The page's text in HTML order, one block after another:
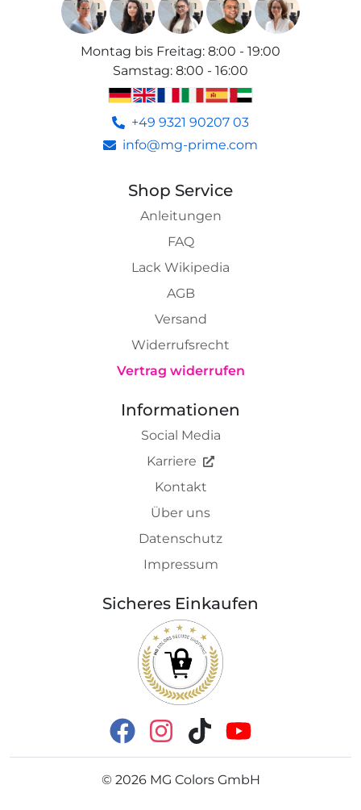
Montag bis Freitag: 8:00 - 19:00
Samstag: 8:00 - 16:00
+49 9321 90207 03
info@mg-prime.com
Shop Service
Anleitungen
FAQ
Lack Wikipedia
AGB
Versand
Widerrufsrecht
Vertrag widerrufen
Informationen
Social Media
Karriere
Kontakt
Über uns
Datenschutz
Impressum
Sicheres Einkaufen
© 2026 MG Colors GmbH